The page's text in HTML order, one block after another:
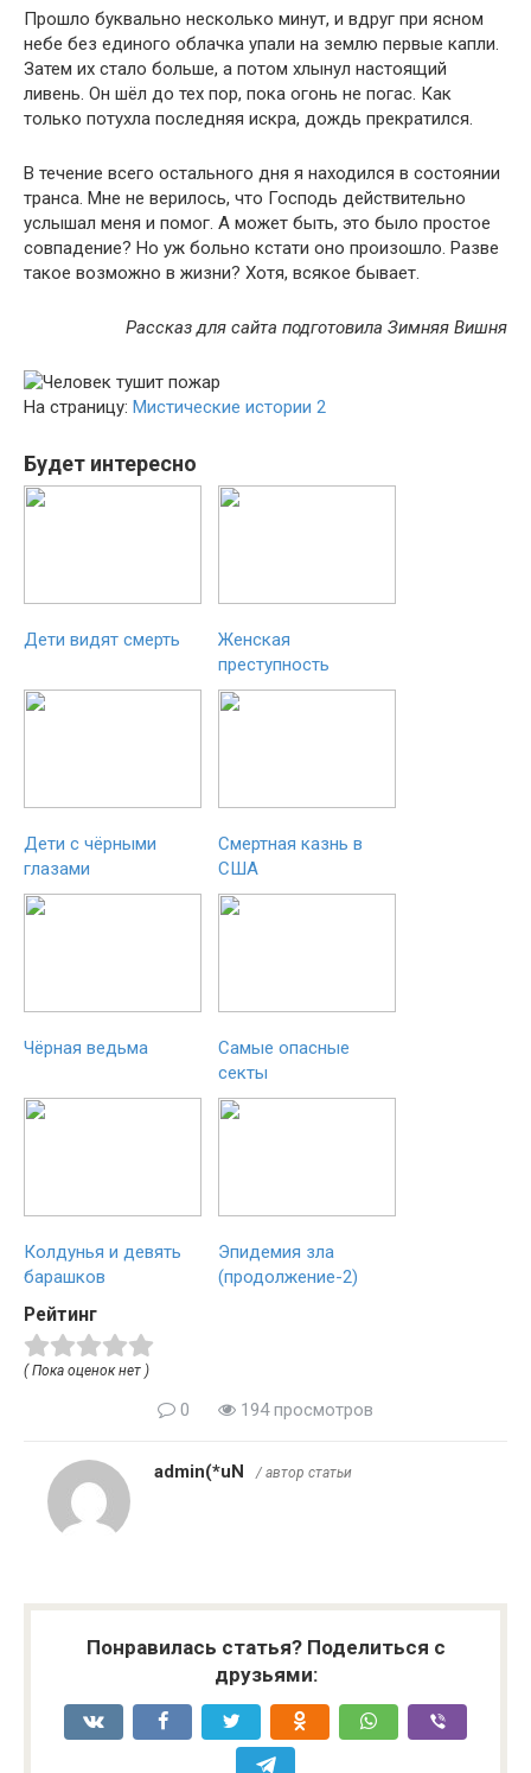
Прошло буквально несколько минут, и вдруг при ясном
небе без единого облачка упали на землю первые капли.
Затем их стало больше, а потом хлынул настоящий
ливень. Он шёл до тех пор, пока огонь не погас. Как
только потухла последняя искра, дождь прекратился.
В течение всего остального дня я находился в состоянии
транса. Мне не верилось, что Господь действительно
услышал меня и помог. А может быть, это было простое
совпадение? Но уж больно кстати оно произошло. Разве
такое возможно в жизни? Хотя, всякое бывает.
Рассказ для сайта подготовила Зимняя Вишня
На страницу: Мистические истории 2
Будет интересно
Дети видят смерть
Женская
преступность
Дети с чёрными
глазами
Смертная казнь в
США
Чёрная ведьма
Самые опасные
секты
Колдунья и девять
барашков
Эпидемия зла
(продолжение-2)
Рейтинг
( Пока оценок нет )
0 194 просмотров
admin(*uN / автор статьи
Понравилась статья? Поделиться с
друзьями: